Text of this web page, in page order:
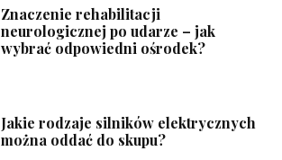
Znaczenie rehabilitacji
neurologicznej po udarze – jak
wybrać odpowiedni ośrodek?
Jakie rodzaje silników elektrycznych
można oddać do skupu?